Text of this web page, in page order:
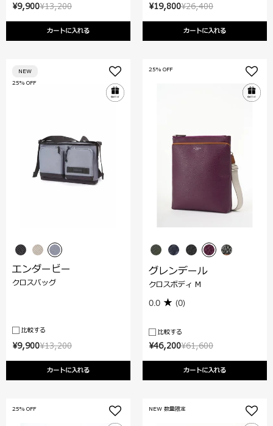
¥13,200
¥9,900
カートに入れる
¥26,400
¥19,800
カートに入れる
¥13,200
¥9,900
カートに入れる
25% OFF
NEW
エンダービー
クロスバッグ
比較する
¥61,600
¥46,200
カートに入れる
25% OFF
グレンデール
クロスボディ M
0.0 (0)
比較する
25% OFF NEW 数量限定